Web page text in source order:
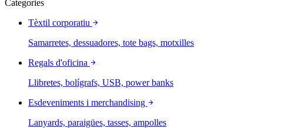
Categories
Tèxtil corporatiu
Samarretes, dessuadores, tote bags, motxilles
Regals d'oficina
Llibretes, bolígrafs, USB, power banks
Esdeveniments i merchandising
Lanyards, paraigües, tasses, ampolles